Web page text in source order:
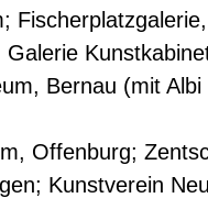
Bernau (mit
Offenburg;
Kunstverein